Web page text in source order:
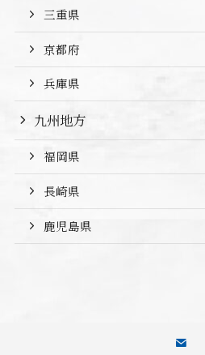
三重県
京都府
兵庫県
九州地方
福岡県
長崎県
鹿児島県